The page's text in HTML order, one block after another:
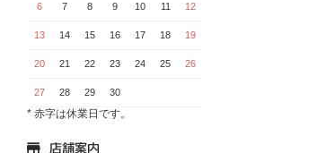
6 7 8 9 10 11 12
13 14 15 16 17 18 19
20 21 22 23 24 25 26
27 28 29 30
* 赤字は休業日です。